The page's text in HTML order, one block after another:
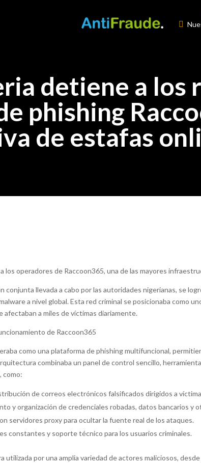

detiene a los
phishing
de estafas
los operadores de Raccoon365, una de las mayores
conjunta llevada a cabo por las autoridades nigerianas, se
a nivel global. Esta red criminal se posicionaba como
afectaban a miles de víctimas diariamente.
de Raccoon365
como una plataforma de phishing multifuncional,
combinaba un panel de control sencillo,
como:
de correos electrónicos falsificados dirigidos a
y organización de credenciales robadas, datos bancarios y
servidores proxy para ocultar la fuente real de los ataques.
constantes y soporte técnico para los usuarios criminales.
utilizada por una amplia variedad de actores maliciosos,